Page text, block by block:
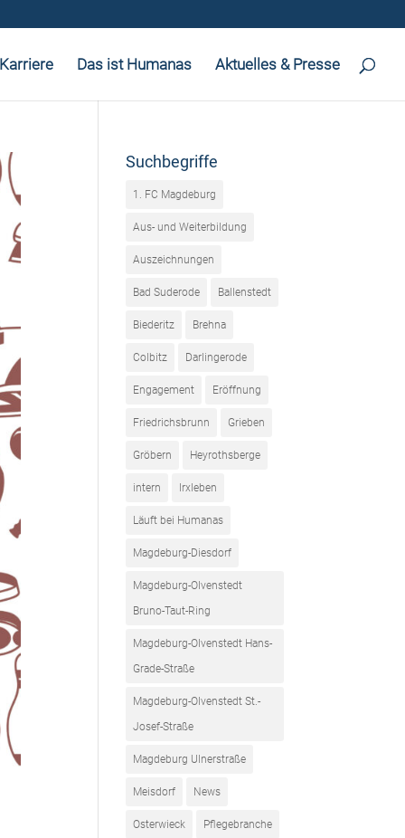
Das ist Humanas Aktuelles & Presse
Suchbegriffe
1. FC Magdeburg
Aus- und Weiterbildung
Auszeichnungen
Bad Suderode Ballenstedt
Biederitz Brehna
Colbitz Darlingerode
Engagement Eröffnung
Friedrichsbrunn Grieben
Gröbern Heyrothsberge
intern Irxleben
Läuft bei Humanas
Magdeburg-Diesdorf
Magdeburg-Olvenstedt
Bruno-Taut-Ring
Magdeburg-Olvenstedt Hans-
Grade-Straße
Magdeburg-Olvenstedt St.-
Josef-Straße
Magdeburg Ulnerstraße
Meisdorf News
Osterwieck Pflegebranche